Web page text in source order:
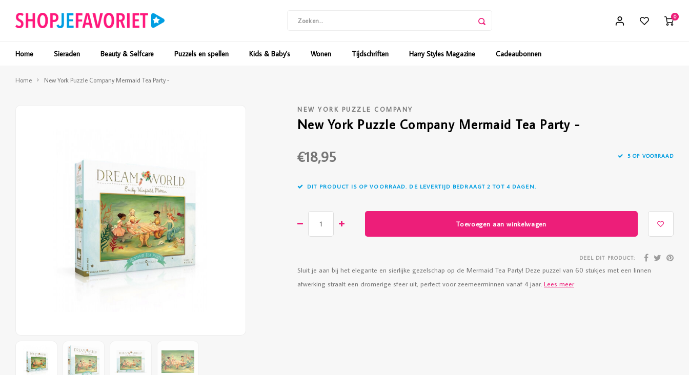
0
Home Sieraden Beauty & Selfcare Puzzels en spellen Kids & Baby's Wonen Tijdschriften Harry Styles Magazine Cadeaubonnen
Home New York Puzzle Company Mermaid Tea Party -
NEW YORK PUZZLE COMPANY
New York Puzzle Company Mermaid Tea Party -
€18,95 5 OP VOORRAAD
DIT PRODUCT IS OP VOORRAAD. DE LEVERTIJD BEDRAAGT 2 TOT 4 DAGEN.
Toevoegen aan winkelwagen
DEEL DIT PRODUCT:
Sluit je aan bij het elegante en sierlijke gezelschap op de Mermaid Tea Party! Deze puzzel van 60 stukjes met een linnen
afwerking straalt een dromerige sfeer uit, perfect voor zeemeerminnen vanaf 4 jaar. Lees meer